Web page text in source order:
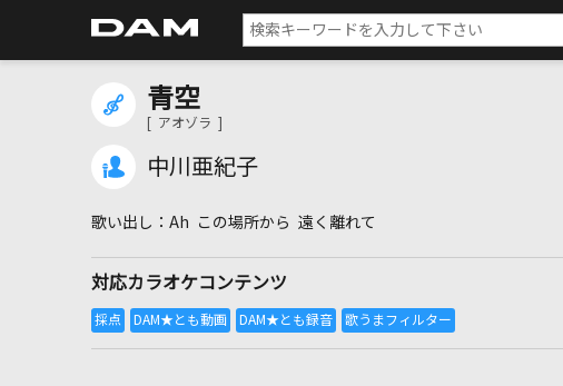
青空
[ アオゾラ ]
中川亜紀子
Ah この場所から 遠く離れて
対応カラオケコンテンツ